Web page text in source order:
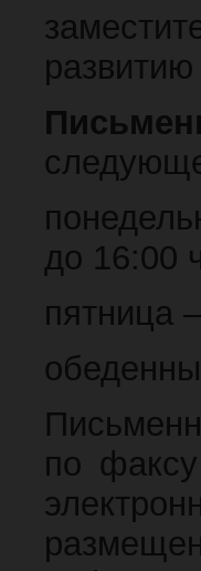
до 16:00
пятница
по